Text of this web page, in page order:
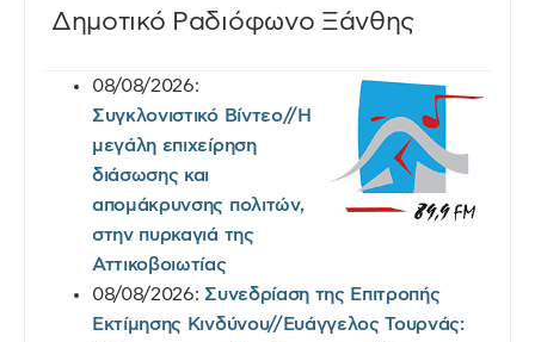
Δημοτικό Ραδιόφωνο Ξάνθης
08/08/2026:
Συγκλονιστικό Βίντεο//Η
μεγάλη επιχείρηση
διάσωσης και
απομάκρυνσης πολιτών,
στην πυρκαγιά της
Αττικοβοιωτίας
08/08/2026: Συνεδρίαση της Επιτροπής
Εκτίμησης Κινδύνου//Ευάγγελος Τουρνάς: